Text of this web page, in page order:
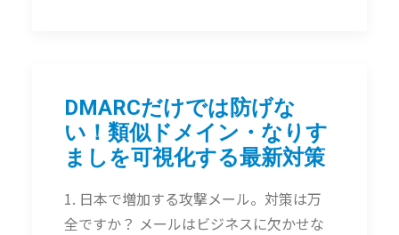
DMARCだけでは防げな
い！類似ドメイン・なりす
ましを可視化する最新対策
1. 日本で増加する攻撃メール。対策は万
全ですか？ メールはビジネスに欠かせな